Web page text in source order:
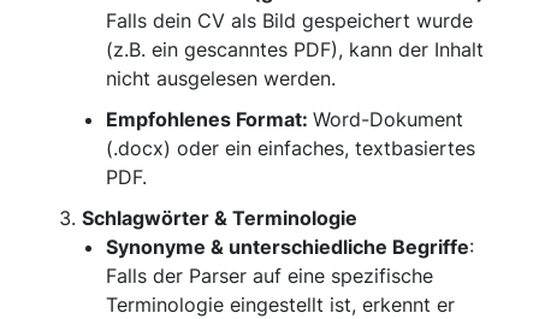
Falls dein CV als Bild gespeichert wurde
(z.B. ein gescanntes PDF), kann der Inhalt
nicht ausgelesen werden.
Empfohlenes Format: Word-Dokument
(.docx) oder ein einfaches, textbasiertes
PDF.
Schlagwörter & Terminologie
Synonyme & unterschiedliche Begriffe:
Falls der Parser auf eine spezifische
Terminologie eingestellt ist, erkennt er